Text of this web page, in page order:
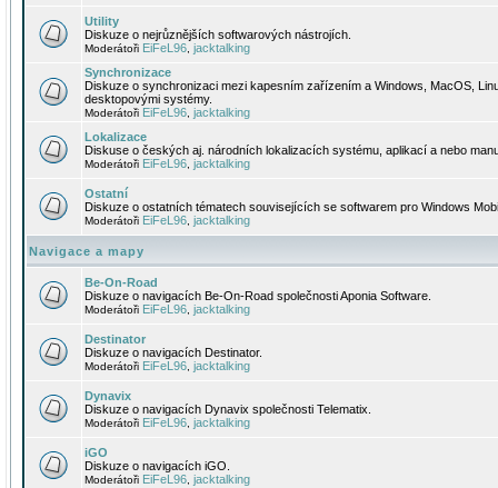
Utility
Diskuze o nejrůznějších softwarových nástrojích.
Moderátoři EiFeL96 jacktalking
Synchronizace
Diskuze o synchronizaci mezi kapesním zařízením a Windows, MacOS,
desktopovými systémy.
Moderátoři EiFeL96 jacktalking
Lokalizace
Diskuse o českých aj. národních lokalizacích systému, aplikací a nebo
Moderátoři EiFeL96 jacktalking
Ostatní
Diskuze o ostatních tématech souvisejících se softwarem pro Windows
Moderátoři EiFeL96 jacktalking
Navigace a mapy
Be-On-Road
Diskuze o navigacích Be-On-Road společnosti Aponia Software.
Moderátoři EiFeL96 jacktalking
Destinator
Diskuze o navigacích Destinator.
Moderátoři EiFeL96 jacktalking
Dynavix
Diskuze o navigacích Dynavix společnosti Telematix.
Moderátoři EiFeL96 jacktalking
iGO
Diskuze o navigacích iGO.
Moderátoři EiFeL96 jacktalking